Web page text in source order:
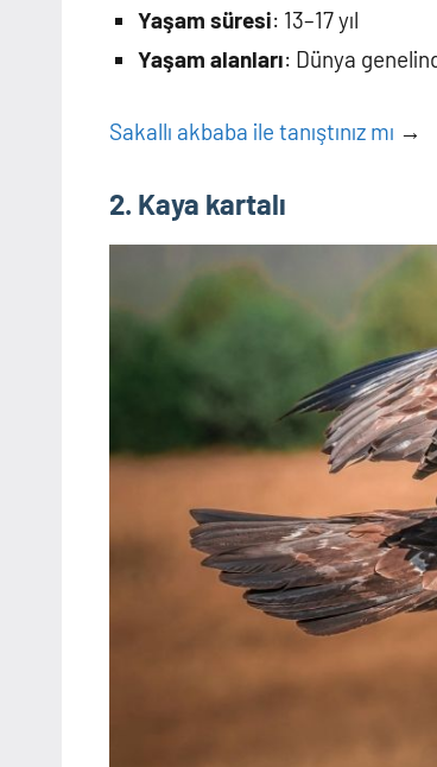
Yaşam süresi: 13–17 yıl
Yaşam alanları: Dünya
Sakallı akbaba ile tanıştınız mı →
2. Kaya kartalı